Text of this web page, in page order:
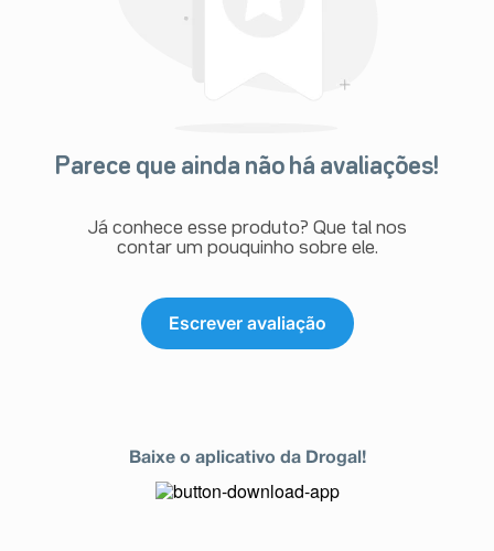
Parece que ainda não há avaliações!
Já conhece esse produto? Que tal nos
contar um pouquinho sobre ele.
Escrever avaliação
Baixe o aplicativo da Drogal!